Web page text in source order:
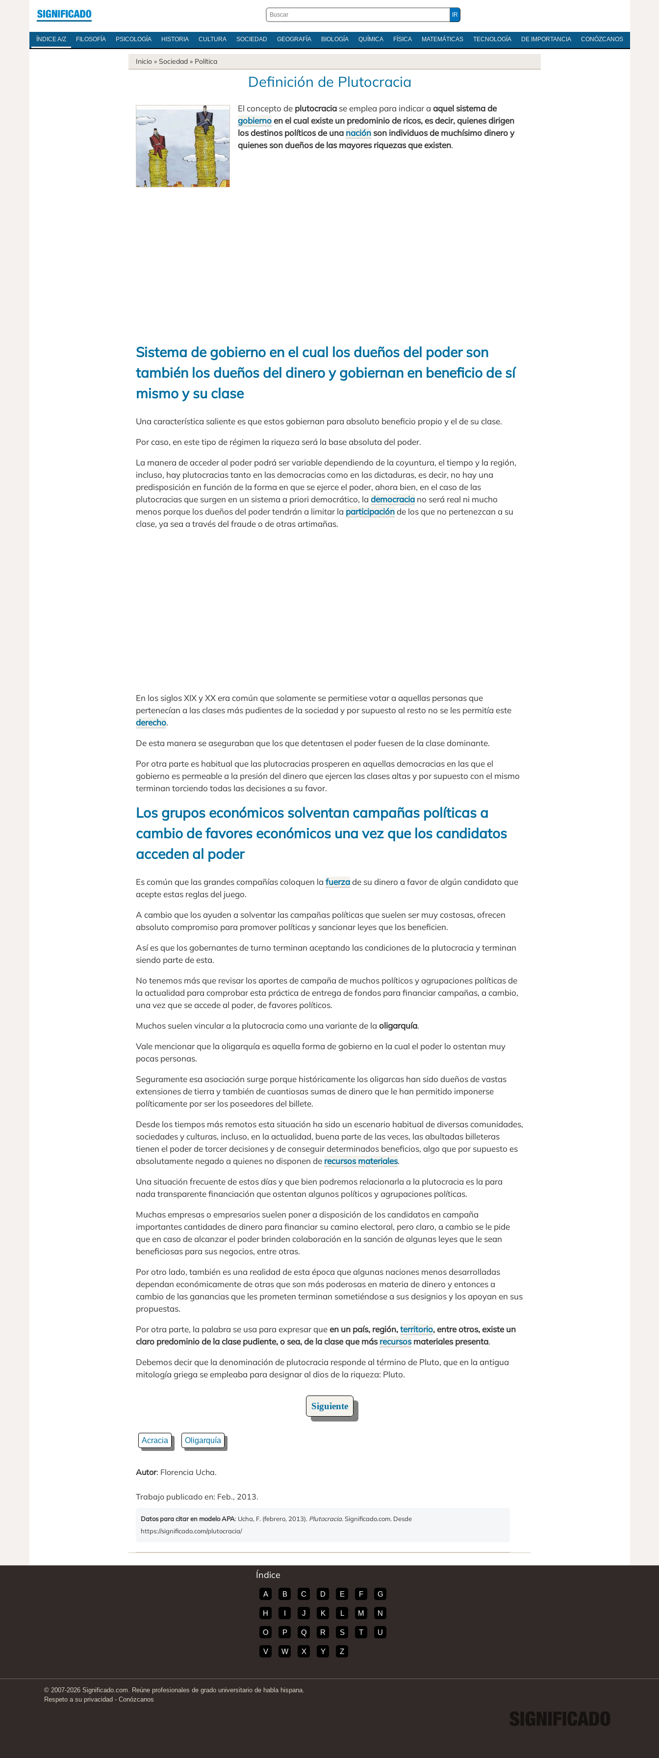
ÍNDICE A/Z FILOSOFÍA PSICOLOGÍA HISTORIA CULTURA SOCIEDAD GEOGRAFÍA BIOLOGÍA QUÍMICA FÍSICA MATEMÁTICAS TECNOLOGÍA DE IMPORTANCIA CONÓZCANOS
Inicio » Sociedad » Política
Definición de Plutocracia
El concepto de plutocracia se emplea para indicar a aquel sistema de
gobiernoen el cual existe un predominio de ricos, es decir, quienes dirigen
los destinos políticos de una nación son individuos de muchísimo dinero y
quienes son dueños de las mayores riquezas que existen.
Sistema de gobierno en el cual los dueños del poder son
también los dueños del dinero y gobiernan en beneficio de sí
mismo y su clase
Una característica saliente es que estos gobiernan para absoluto beneficio propio y el de su clase.
Por caso, en este tipo de régimen la riqueza será la base absoluta del poder.
La manera de acceder al poder podrá ser variable dependiendo de la coyuntura, el tiempo y la región,
incluso, hay plutocracias tanto en las democracias como en las dictaduras, es decir, no hay una
predisposición en función de la forma en que se ejerce el poder, ahora bien, en el caso de las
plutocracias que surgen en un sistema a priori democrático, la democracia no será real ni mucho
menos porque los dueños del poder tendrán a limitar la participaciónde los que no pertenezcan a su
clase, ya sea a través del fraude o de otras artimañas.
En los siglos XIX y XX era común que solamente se permitiese votar a aquellas personas que
pertenecían a las clases más pudientes de la sociedad y por supuesto al resto no se les permitía este
derecho.
De esta manera se aseguraban que los que detentasen el poder fuesen de la clase dominante.
Por otra parte es habitual que las plutocracias prosperen en aquellas democracias en las que el
gobierno es permeable a la presión del dinero que ejercen las clases altas y por supuesto con el mismo
terminan torciendo todas las decisiones a su favor.
Los grupos económicos solventan campañas políticas a
cambio de favores económicos una vez que los candidatos
acceden al poder
Es común que las grandes compañías coloquen la fuerzade su dinero a favor de algún candidato que
acepte estas reglas del juego.
A cambio que los ayuden a solventar las campañas políticas que suelen ser muy costosas, ofrecen
absoluto compromiso para promover políticas y sancionar leyes que los beneficien.
Así es que los gobernantes de turno terminan aceptando las condiciones de la plutocracia y terminan
siendo parte de esta.
No tenemos más que revisar los aportes de campaña de muchos políticos y agrupaciones políticas de
la actualidad para comprobar esta práctica de entrega de fondos para financiar campañas, a cambio,
una vez que se accede al poder, de favores políticos.
Muchos suelen vincular a la plutocracia como una variante de la oligarquía.
Vale mencionar que la oligarquía es aquella forma de gobierno en la cual el poder lo ostentan muy
pocas personas.
Seguramente esa asociación surge porque históricamente los oligarcas han sido dueños de vastas
extensiones de tierra y también de cuantiosas sumas de dinero que le han permitido imponerse
políticamente por ser los poseedores del billete.
Desde los tiempos más remotos esta situación ha sido un escenario habitual de diversas comunidades,
sociedades y culturas, incluso, en la actualidad, buena parte de las veces, las abultadas billeteras
tienen el poder de torcer decisiones y de conseguir determinados beneficios, algo que por supuesto es
absolutamente negado a quienes no disponen de recursos materiales.
Una situación frecuente de estos días y que bien podremos relacionarla a la plutocracia es la para
nada transparente financiación que ostentan algunos políticos y agrupaciones políticas.
Muchas empresas o empresarios suelen poner a disposición de los candidatos en campaña
importantes cantidades de dinero para financiar su camino electoral, pero claro, a cambio se le pide
que en caso de alcanzar el poder brinden colaboración en la sanción de algunas leyes que le sean
beneficiosas para sus negocios, entre otras.
Por otro lado, también es una realidad de esta época que algunas naciones menos desarrolladas
dependan económicamente de otras que son más poderosas en materia de dinero y entonces a
cambio de las ganancias que les prometen terminan sometiéndose a sus designios y los apoyan en sus
propuestas.
Por otra parte, la palabra se usa para expresar queen un país, región,territorio, entre otros, existe un
claro predominio de la clase pudiente, o sea, de la clase que másrecursosmateriales presenta.
Debemos decir que la denominación de plutocracia responde al término de Pluto, que en la antigua
mitología griega se empleaba para designar al dios de la riqueza: Pluto.
Siguiente
Acracia Oligarquía
Autor: Florencia Ucha.
Trabajo publicado en: Feb., 2013.
Datos para citar en modelo APA: Ucha, F. (febrero, 2013). Plutocracia. Significado.com. Desde
https://significado.com/plutocracia/
Índice
A B C D E F G
H J K L M N
O P Q R S T U
V W X Y Z
© 2007-2026 Significado.com. Reúne profesionales de grado universitario de habla hispana.
Respeto a su privacidad - Conózcanos